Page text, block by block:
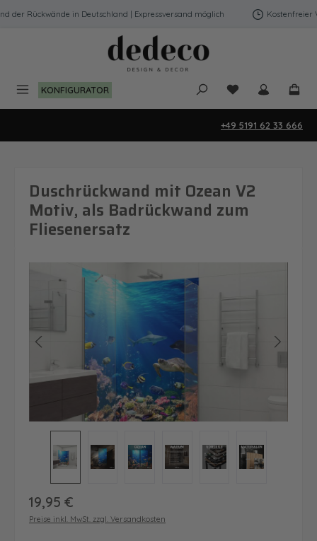
Zum Hauptinhalt springen
Rückwände in Deutschland | Expressversand möglich Kostenfreier
KONFIGURATOR Du hast 0
+49 5191 62 33 666
Duschrückwand mit Ozean V2
Motiv, als Badrückwand zum
Fliesenersatz
Bildergalerie überspringen
Regulärer Preis:
19,95 €
Preise inkl. MwSt. zzgl. Versandkosten